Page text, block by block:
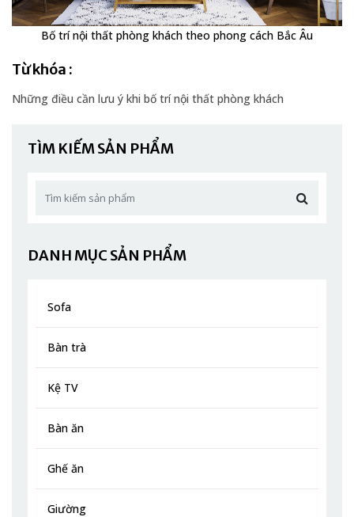
Bố trí nội thất phòng khách theo phong cách Bắc Âu
Từ khóa :
Những điều cần lưu ý khi bố trí nội thất phòng khách
TÌM KIẾM SẢN PHẨM
DANH MỤC SẢN PHẨM
Sofa
Bàn trà
Kệ TV
Bàn ăn
Ghế ăn
Giường